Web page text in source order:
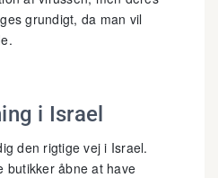
grundigt, da man vil
i Israel
den rigtige vej i Israel.
butikker åbne at have